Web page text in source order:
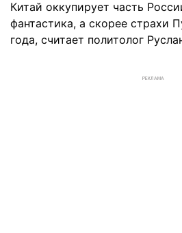
Китай оккупирует часть
фантастика, а скорее страхи
года, считает политолог
РЕКЛАМА